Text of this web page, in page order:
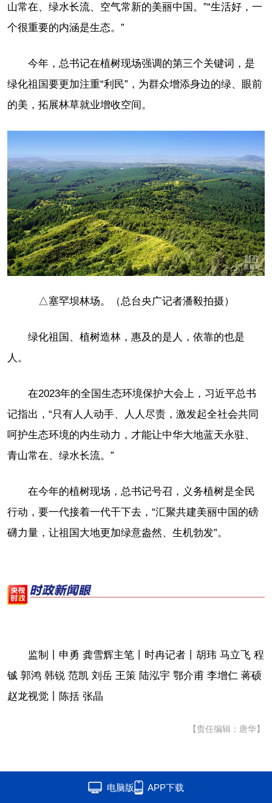
山常在、绿水长流、空气常新的美丽中国。”“生活好，一
个很重要的内涵是生态。”
今年，总书记在植树现场强调的第三个关键词，是
绿化祖国要更加注重“利民”，为群众增添身边的绿、眼前
的美，拓展林草就业增收空间。
△塞罕坝林场。（总台央广记者潘毅拍摄）
绿化祖国、植树造林，惠及的是人，依靠的也是
人。
在2023年的全国生态环境保护大会上，习近平总书
记指出，“只有人人动手、人人尽责，激发起全社会共同
呵护生态环境的内生动力，才能让中华大地蓝天永驻、
青山常在、绿水长流。”
在今年的植树现场，总书记号召，义务植树是全民
行动，要一代接着一代干下去，“汇聚共建美丽中国的磅
礴力量，让祖国大地更加绿意盎然、生机勃发”。
监制丨申勇 龚雪辉主笔丨时冉记者丨胡玮 马立飞 程
铖 郭鸿 韩锐 范凯 刘岳 王策 陆泓宇 鄂介甫 李增仁 蒋硕
赵龙视觉丨陈括 张晶
【责任编辑：唐华】
电脑版 APP下载